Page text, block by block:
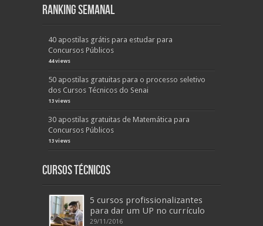
Ranking Semanal
40 apostilas grátis para estudar para
Concursos Públicos
44 views
50 apostilas gratuitas para o processo seletivo
dos Cursos Técnicos do Senai
13 views
30 apostilas gratuitas de Matemática para
Concursos Públicos
13 views
Cursos Técnicos
5 cursos profissionalizantes
para dar um UP no currículo
29/11/2016